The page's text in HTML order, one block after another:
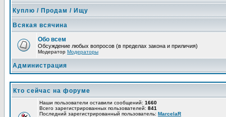
Куплю / Продам / Ищу
Всякая всячина
Обо всем
Обсуждение любых вопросов (в пределах закона и приличия)
Модератор Модераторы
Администрация
Кто сейчас на форуме
Наши пользователи оставили сообщений: 1660
Всего зарегистрированных пользователей: 841
Последний зарегистрированный пользователь: MarcelaR